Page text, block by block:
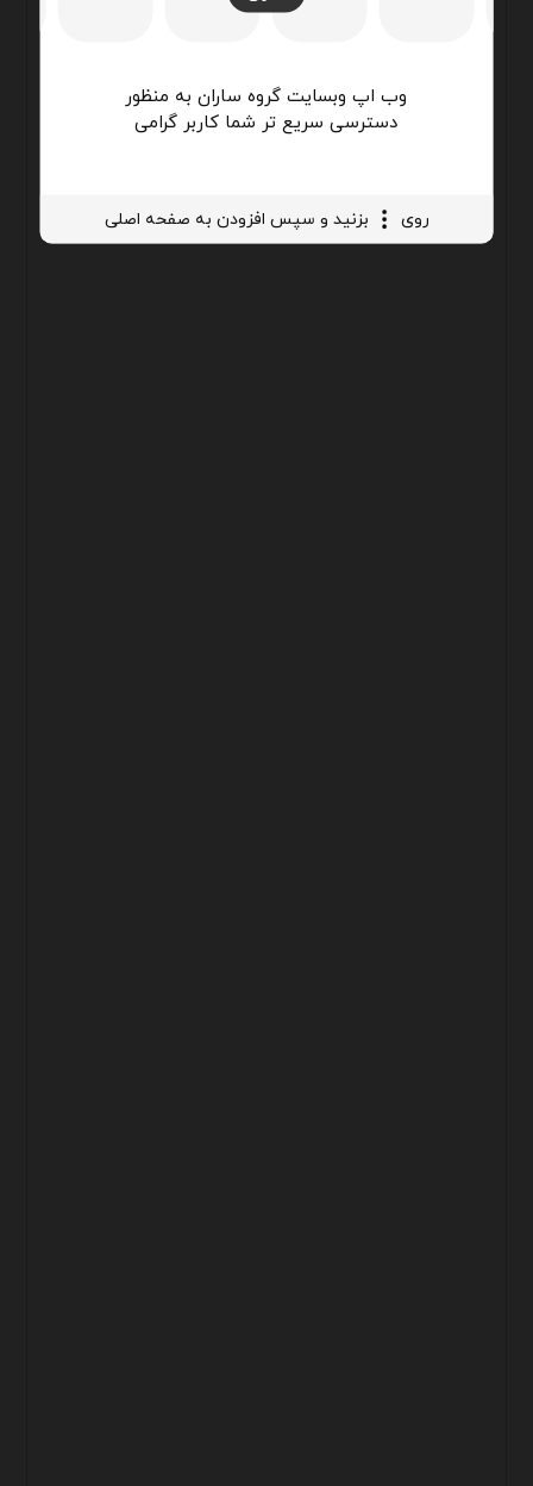
وب اپ وبسایت گروه ساران به منظور
دسترسی سریع تر شما کاربر گرامی
روی بزنید و سپس افزودن به صفحه اصلی